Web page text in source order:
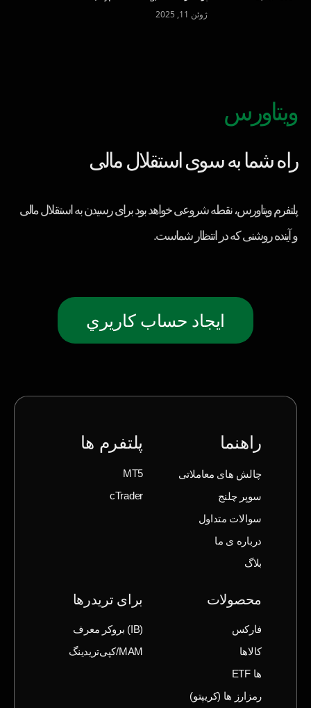
ژوئن 11, 2025
ویتاورس
راه شما به سوی استقلال مالی
پلتفرم ویتاورس، نقطه شروعی خواهد بود برای رسیدن به استقلال مالی
و آینده روشنی که در انتظار شماست.
ايجاد حساب كاريري
راهنما
چالش های معاملاتی
سوپر چلنج
سوالات متداول
درباره ی ما
بلاگ
پلتفرم ها
MT5
cTrader
محصولات
فارکس
کالاها
ها ETF
رمزارز ها (‌کریپتو)
برای تریدرها
(IB) بروکر معرف
MAM/کپی‌تریدینگ